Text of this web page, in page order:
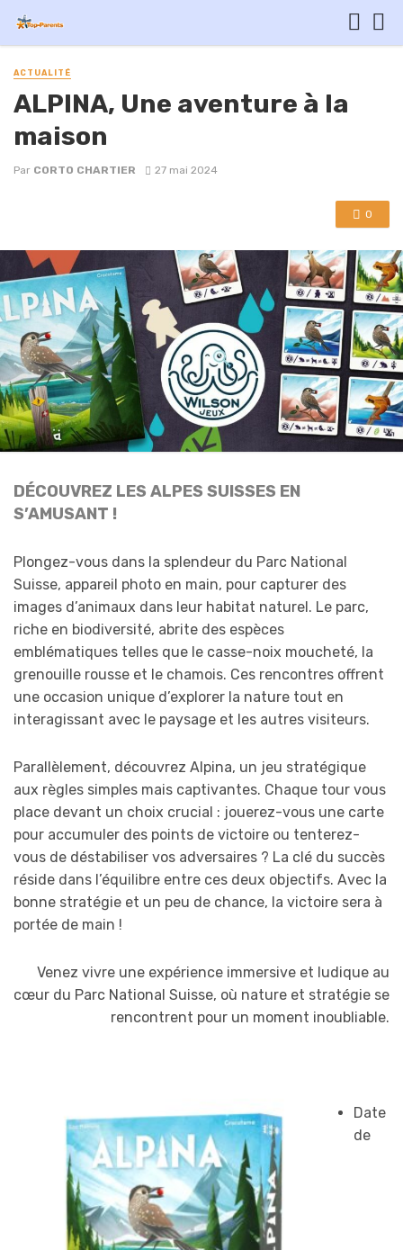
ACTUALITÉ
ALPINA, Une aventure à la
maison
Par CORTO CHARTIER 27 mai 2024
0
DÉCOUVREZ LES ALPES SUISSES EN
S’AMUSANT !
Plongez-vous dans la splendeur du Parc National
Suisse, appareil photo en main, pour capturer des
images d’animaux dans leur habitat naturel. Le parc,
riche en biodiversité, abrite des espèces
emblématiques telles que le casse-noix moucheté, la
grenouille rousse et le chamois. Ces rencontres offrent
une occasion unique d’explorer la nature tout en
interagissant avec le paysage et les autres visiteurs.
Parallèlement, découvrez Alpina, un jeu stratégique
aux règles simples mais captivantes. Chaque tour vous
place devant un choix crucial : jouerez-vous une carte
pour accumuler des points de victoire ou tenterez-
vous de déstabiliser vos adversaires ? La clé du succès
réside dans l’équilibre entre ces deux objectifs. Avec la
bonne stratégie et un peu de chance, la victoire sera à
portée de main !
Venez vivre une expérience immersive et ludique au
cœur du Parc National Suisse, où nature et stratégie se
rencontrent pour un moment inoubliable.
Date
de